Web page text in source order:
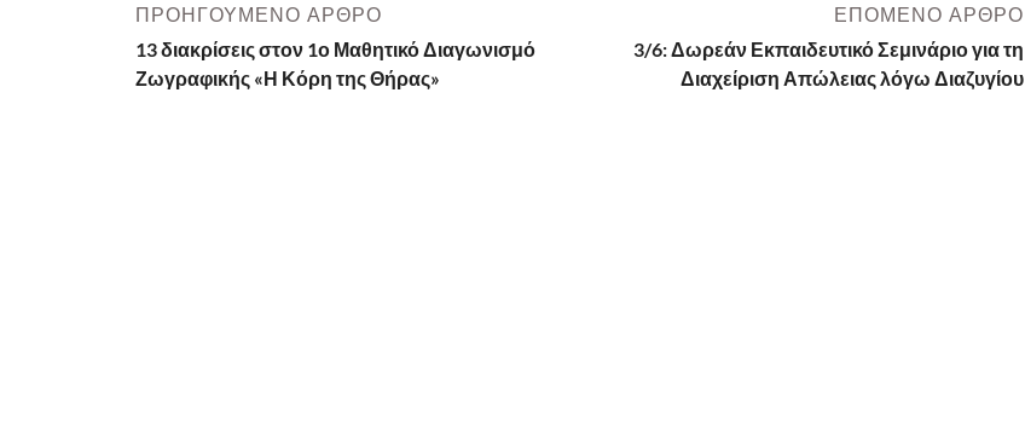
ΠΡΟΗΓΟΎΜΕΝΟ ΆΡΘΡΟ
13 διακρίσεις στον 1ο Μαθητικό Διαγωνισμό
Ζωγραφικής «Η Κόρη της Θήρας»
ΕΠΌΜΕΝΟ ΆΡΘΡΟ
3/6: Δωρεάν Εκπαιδευτικό Σεμινάριο για τη
Διαχείριση Απώλειας λόγω Διαζυγίου